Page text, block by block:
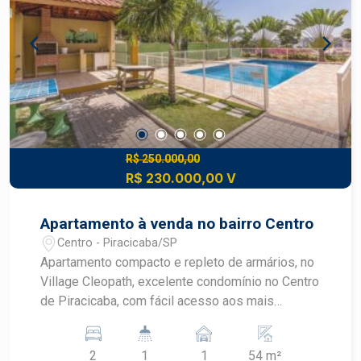
R$ 250.000,00
R$ 230.000,00 V
Apartamento à venda no bairro Centro
Centro - Piracicaba/SP
Apartamento compacto e repleto de armários, no
Village Cleopath, excelente condomínio no Centro
de Piracicaba, com fácil acesso aos mais
Sesc Piracicaba, Área de Lazer e Rua do Porto. -
2 1 1 54 m²